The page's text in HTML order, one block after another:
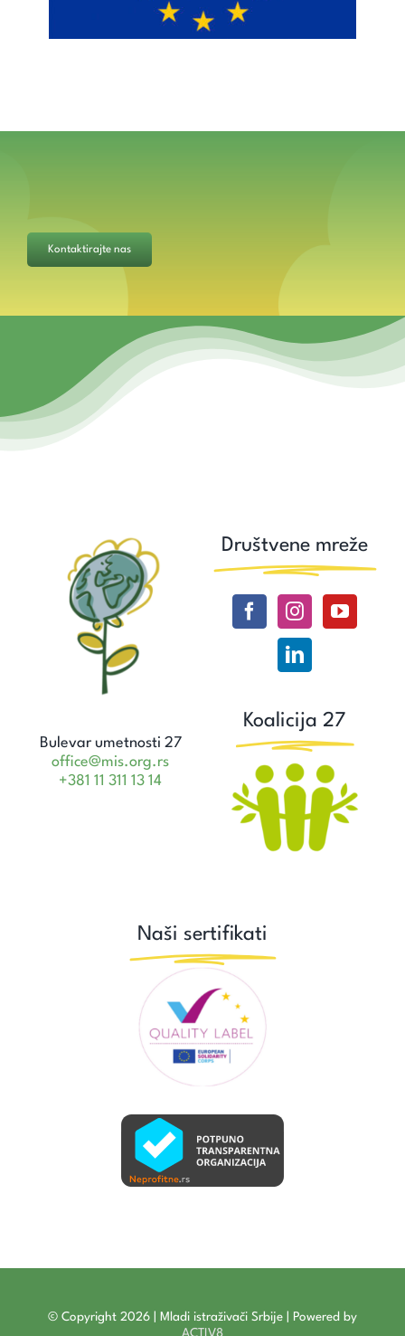
Kontaktirajte nas
Bulevar umetnosti 27
office@mis.org.rs
+381 11 311 13 14
Društvene mreže
Koalicija 27
Naši sertifikati
© Copyright 2026 | Mladi istraživači Srbije | Powered by